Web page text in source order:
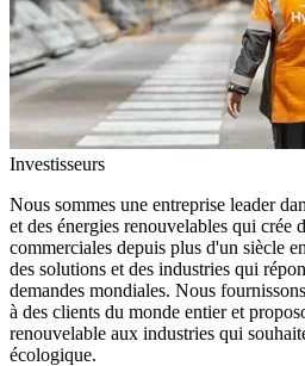
Investisseurs
Nous sommes une entreprise leader
et des énergies renouvelables qui crée
commerciales depuis plus d'un siècle
des solutions et des industries qui
demandes mondiales. Nous
à des clients du monde entier et
renouvelable aux industries qui
écologique.